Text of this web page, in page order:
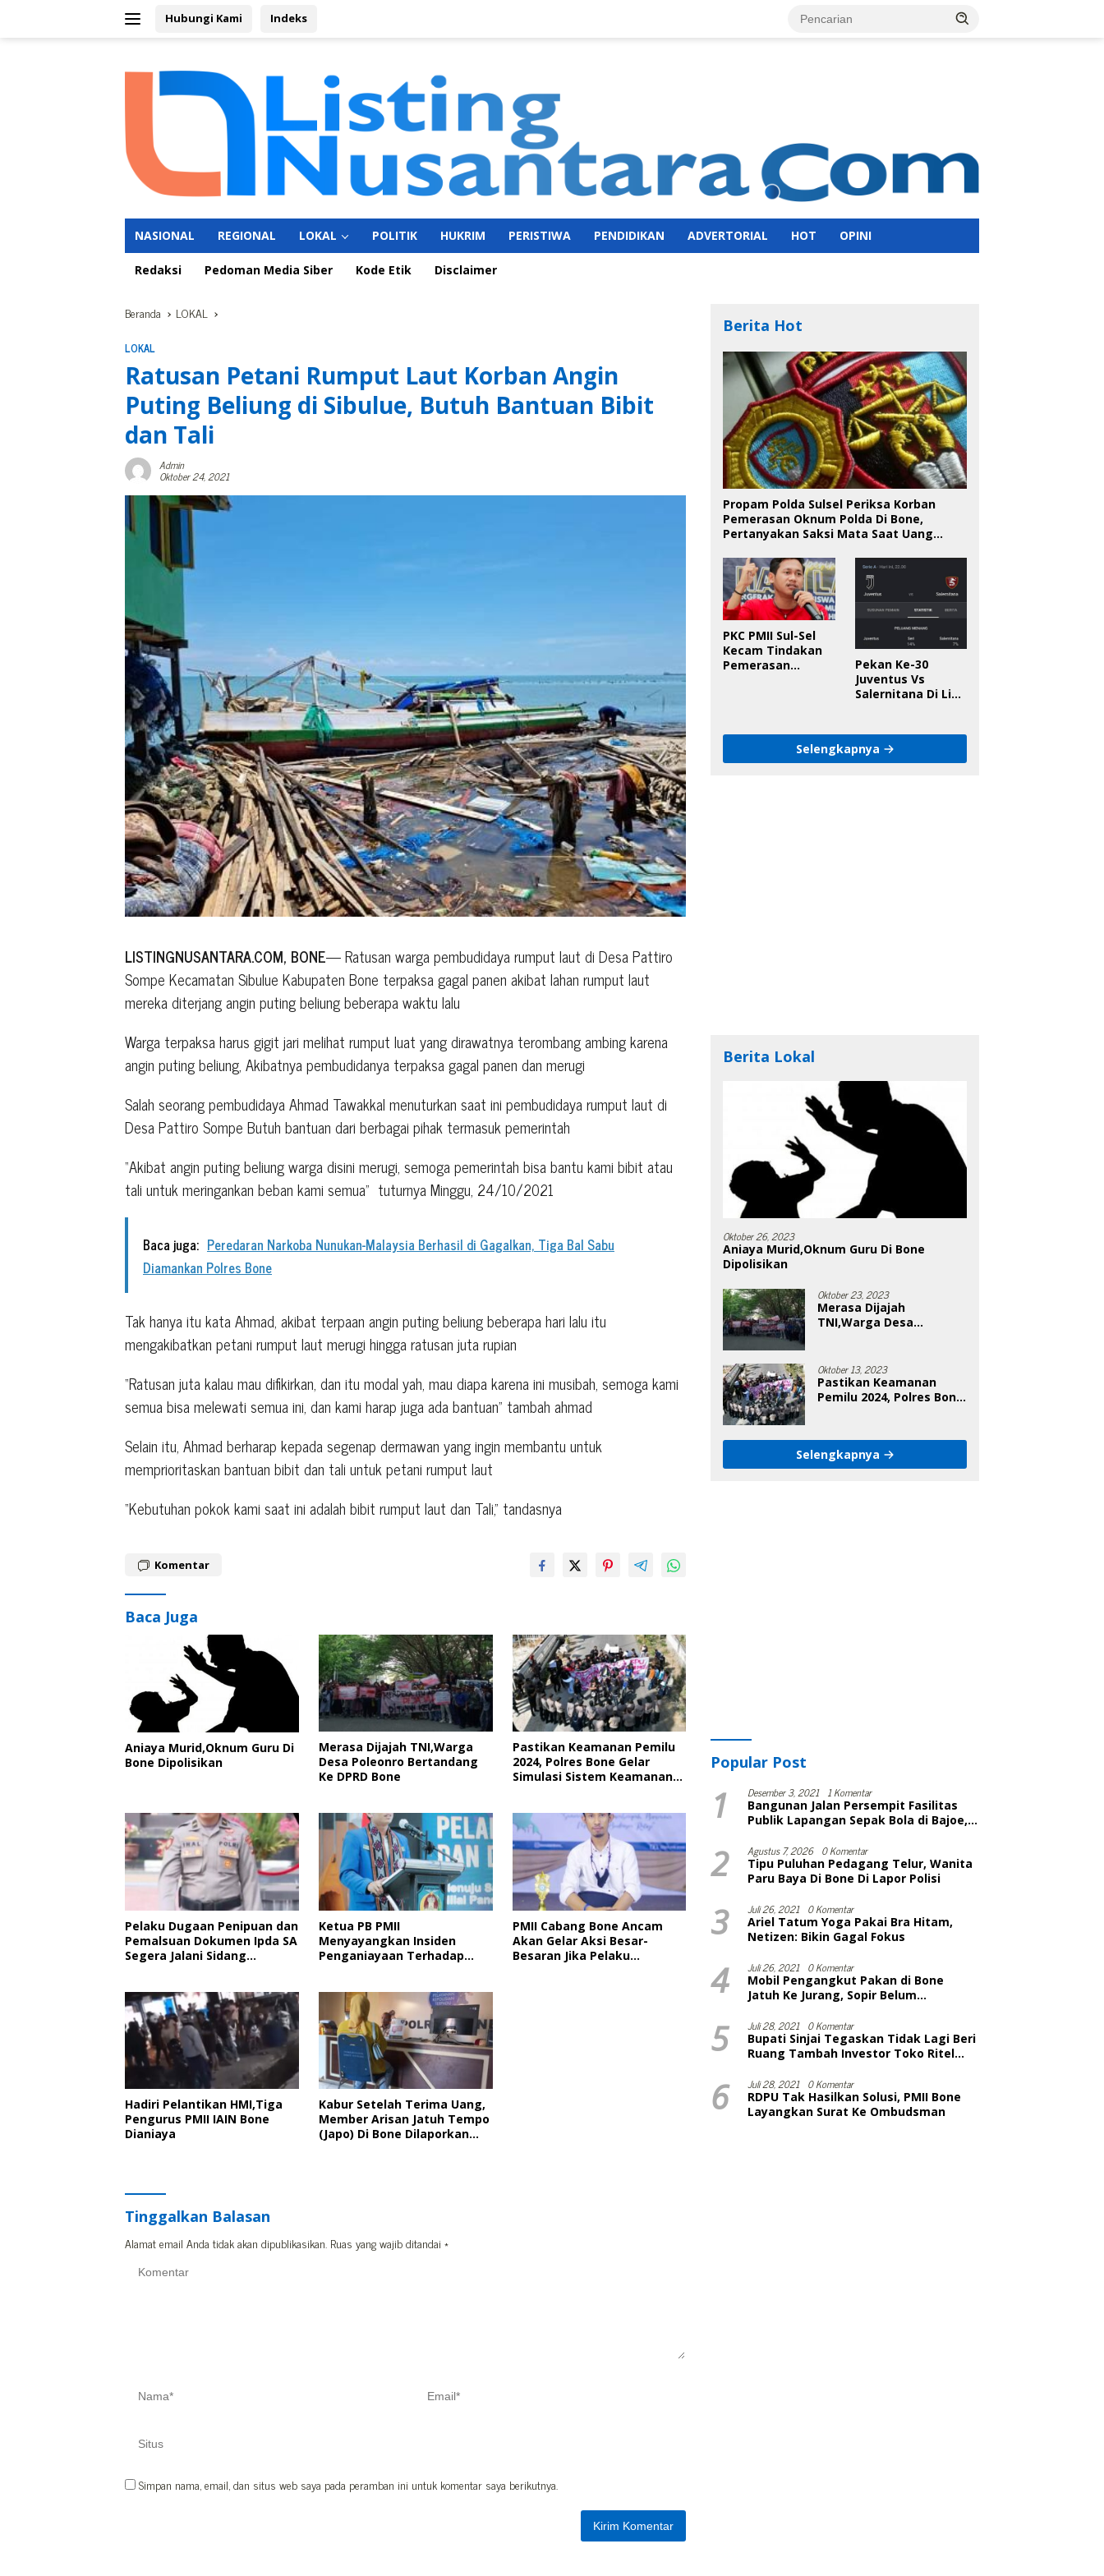
Hubungi Kami Indeks
NASIONAL REGIONAL LOKAL POLITIK HUKRIM PERISTIWA PENDIDIKAN ADVERTORIAL HOT OPINI
Redaksi Pedoman Media Siber Kode Etik Disclaimer
Beranda LOKAL
LOKAL
Ratusan Petani Rumput Laut Korban Angin
Puting Beliung di Sibulue, Butuh Bantuan Bibit
dan Tali
Admin
Oktober 24, 2021
LISTINGNUSANTARA.COM, BONE— Ratusan warga pembudidaya rumput laut di Desa Pattiro
Sompe Kecamatan Sibulue Kabupaten Bone terpaksa gagal panen akibat lahan rumput laut
mereka diterjang angin puting beliung beberapa waktu lalu
Warga terpaksa harus gigit jari melihat rumput luat yang dirawatnya terombang ambing karena
angin puting beliung, Akibatnya pembudidanya terpaksa gagal panen dan merugi
Salah seorang pembudidaya Ahmad Tawakkal menuturkan saat ini pembudidaya rumput laut di
Desa Pattiro Sompe Butuh bantuan dari berbagai pihak termasuk pemerintah
“Akibat angin puting beliung warga disini merugi, semoga pemerintah bisa bantu kami bibit atau
tali untuk meringankan beban kami semua” tuturnya Minggu, 24/10/2021
Baca juga: Peredaran Narkoba Nunukan-Malaysia Berhasil di Gagalkan, Tiga Bal Sabu
Diamankan Polres Bone
Tak hanya itu kata Ahmad, akibat terpaan angin puting beliung beberapa hari lalu itu
mengakibatkan petani rumput laut merugi hingga ratusan juta rupian
“Ratusan juta kalau mau difikirkan, dan itu modal yah, mau diapa karena ini musibah, semoga kami
semua bisa melewati semua ini, dan kami harap juga ada bantuan” tambah ahmad
Selain itu, Ahmad berharap kepada segenap dermawan yang ingin membantu untuk
memprioritaskan bantuan bibit dan tali untuk petani rumput laut
“Kebutuhan pokok kami saat ini adalah bibit rumput laut dan Tali,” tandasnya
Komentar
Baca Juga
Aniaya Murid,Oknum Guru Di
Bone Dipolisikan
Merasa Dijajah TNI,Warga
Desa Poleonro Bertandang
Ke DPRD Bone
Pastikan Keamanan Pemilu
2024, Polres Bone Gelar
Simulasi Sistem Keamanan
Pelaku Dugaan Penipuan dan
Pemalsuan Dokumen Ipda SA
Segera Jalani Sidang
Ketua PB PMII
Menyayangkan Insiden
Penganiayaan Terhadap
PMII Cabang Bone Ancam
Akan Gelar Aksi Besar-
Besaran Jika Pelaku
Hadiri Pelantikan HMI,Tiga
Pengurus PMII IAIN Bone
Dianiaya
Kabur Setelah Terima Uang,
Member Arisan Jatuh Tempo
(Japo) Di Bone Dilaporkan
Tinggalkan Balasan
Alamat email Anda tidak akan dipublikasikan. Ruas yang wajib ditandai *
Simpan nama, email, dan situs web saya pada peramban ini untuk komentar saya berikutnya.
Berita Hot
Propam Polda Sulsel Periksa Korban
Pemerasan Oknum Polda Di Bone,
Pertanyakan Saksi Mata Saat Uang
PKC PMII Sul-Sel
Kecam Tindakan
Pemerasan
Pekan Ke-30
Juventus Vs
Salernitana Di Liga
Selengkapnya
Berita Lokal
Oktober 26, 2023
Aniaya Murid,Oknum Guru Di Bone
Dipolisikan
Oktober 23, 2023
Merasa Dijajah
TNI,Warga Desa
Oktober 13, 2023
Pastikan Keamanan
Pemilu 2024, Polres Bone
Selengkapnya
Popular Post
1 Desember 3, 2021 1 Komentar
Bangunan Jalan Persempit Fasilitas
Publik Lapangan Sepak Bola di Bajoe,
Selesai
2 Agustus 7, 2026 0 Komentar
Tipu Puluhan Pedagang Telur, Wanita
Paru Baya Di Bone Di Lapor Polisi
3 Juli 26, 2021 0 Komentar
Ariel Tatum Yoga Pakai Bra Hitam,
Netizen: Bikin Gagal Fokus
4 Juli 26, 2021 0 Komentar
Mobil Pengangkut Pakan di Bone
Jatuh Ke Jurang, Sopir Belum
5 Juli 28, 2021 0 Komentar
Bupati Sinjai Tegaskan Tidak Lagi Beri
Ruang Tambah Investor Toko Ritel
6 Juli 28, 2021 0 Komentar
RDPU Tak Hasilkan Solusi, PMII Bone
Layangkan Surat Ke Ombudsman